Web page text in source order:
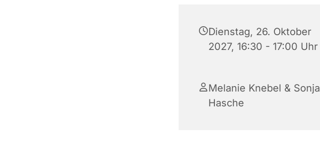
Dienstag, 26. Oktober
2027, 16:30 - 17:00 Uhr
Melanie Knebel & Sonja
Hasche